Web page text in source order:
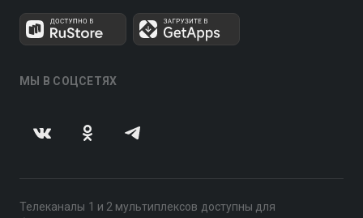
МЫ В СОЦСЕТЯХ
Телеканалы 1 и 2 мультиплексов доступны для